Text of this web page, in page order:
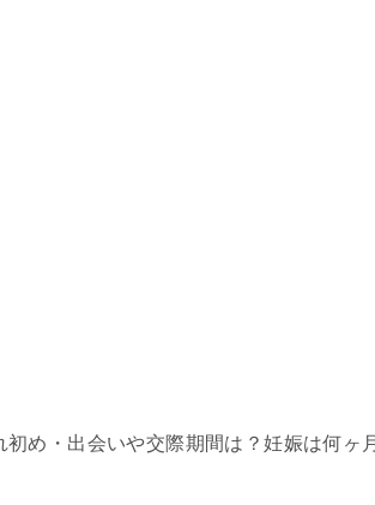
め・出会いや交際期間は？妊娠は何ヶ